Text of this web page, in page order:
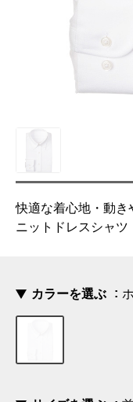
快適な着心地・動
ニットドレスシャツ
カラーを選ぶ